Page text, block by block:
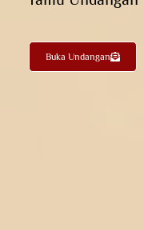
Buka Undangan